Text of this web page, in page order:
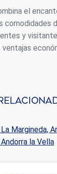
el
comodidades
y
Margineda,
la Vella